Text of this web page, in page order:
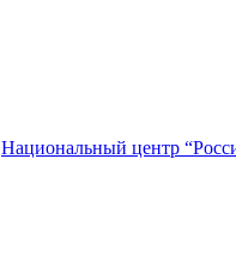
Национальный центр